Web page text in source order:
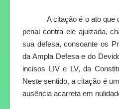
A citação é o ato que
penal contra ele ajuizada,
sua defesa, consoante os
da Ampla Defesa e do
incisos LIV e LV, da
Neste sentido, a citação é
ausência acarreta em